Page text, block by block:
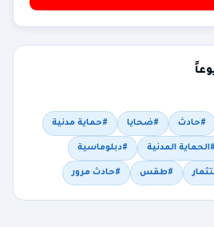
#حادث #ضحايا #حماية مدنية
#الحماية المدنية #دبلوماسية
#طقس #حادث مرور